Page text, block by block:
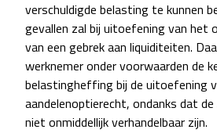
verschuldigde belasting te kunnen
gevallen zal bij uitoefening van het
van een gebrek aan liquiditeiten.
werknemer onder voorwaarden de
belastingheffing bij de uitoefening
aandelenoptierecht, ondanks dat de
niet onmiddellijk verhandelbaar zijn.